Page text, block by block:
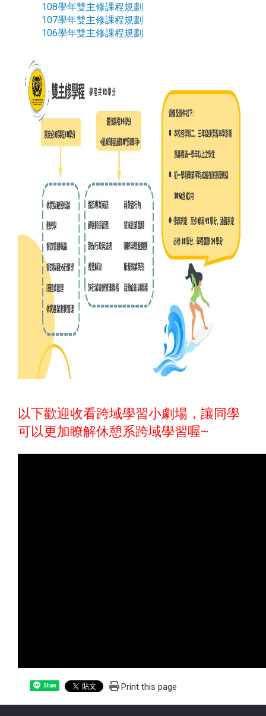
108學年雙主修課程規劃
107學年雙主修課程規劃
106學年雙主修課程規劃
以下歡迎收看跨域學習小劇場，讓同學
可以更加瞭解休憩系跨域學習喔~
Share Print this page